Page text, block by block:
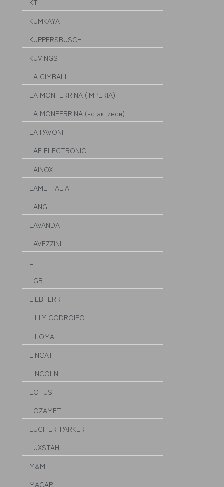
KT
KUMKAYA
KÜPPERSBUSCH
KUVINGS
LA CIMBALI
LA MONFERRINA (IMPERIA)
LA MONFERRINA (не активен)
LA PAVONI
LAE ELECTRONIC
LAINOX
LAME ITALIA
LANG
LAVANDA
LAVEZZINI
LF
LGB
LIEBHERR
LILLY CODROIPO
LILOMA
LINCAT
LINCOLN
LOTUS
LOZAMET
LUCIFER-PARKER
LUXSTAHL
M&M
MACAP